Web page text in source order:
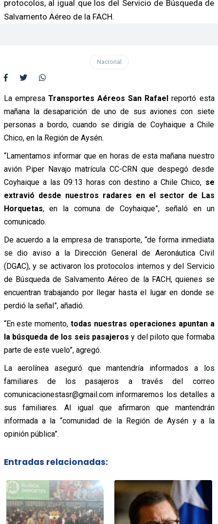
protocolos, al igual que los del Servicio de Búsqueda de
Salvamento Aéreo de la FACH.
Nacional
La empresa Transportes Aéreos San Rafael reportó esta
mañana la desaparición de uno de sus aviones con siete
personas a bordo, cuando se dirigía de Coyhaique a Chile
Chico, en la Región de Aysén.
“Lamentamos informar que en horas de esta mañana nuestro
avión Piper Navajo matrícula CC-CRN que despegó desde
Coyhaique a las 09:13 horas con destino a Chile Chico, se
extravió desde nuestros radares en el sector de Las
Horquetas, en la comuna de Coyhaique”, señaló en un
comunicado.
De acuerdo a la empresa de transporte, “de forma inmediata
se dio aviso a la Dirección General de Aeronáutica Civil
(DGAC), y se activaron los protocolos internos y del Servicio
de Búsqueda de Salvamento Aéreo de la FACH, quienes se
encuentran trabajando por llegar hasta el lugar en donde se
perdió la señal”, añadió.
“En este momento, todas nuestras operaciones apuntan a
la búsqueda de los seis pasajeros y del piloto que formaba
parte de este vuelo”, agregó.
La aerolínea aseguró que mantendría informados a los
familiares de los pasajeros a través del correo
comunicacionestasr@gmail.com informaremos los detalles a
sus familiares. Al igual que afirmaron que mantendrán
informada a la “comunidad de la Región de Aysén y a la
opinión pública”.
Entradas relacionadas: